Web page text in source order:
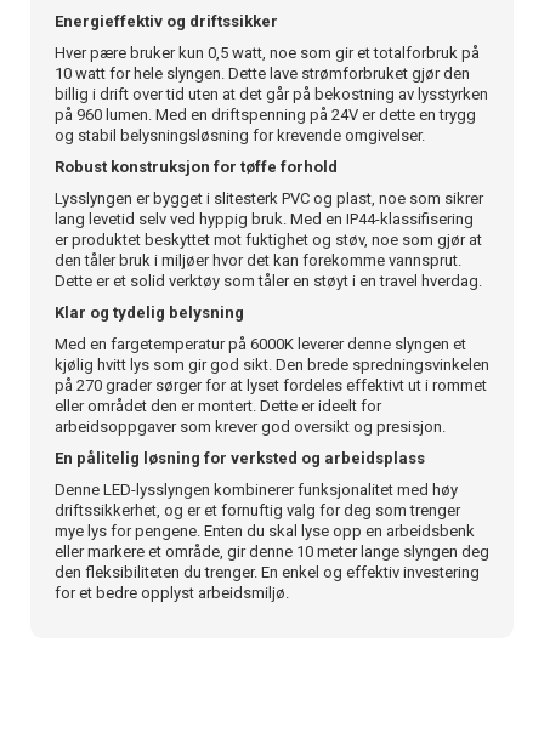
Energieffektiv og driftssikker
Hver pære bruker kun 0,5 watt, noe som gir et totalforbruk på
10 watt for hele slyngen. Dette lave strømforbruket gjør den
billig i drift over tid uten at det går på bekostning av lysstyrken
på 960 lumen. Med en driftspenning på 24V er dette en trygg
og stabil belysningsløsning for krevende omgivelser.
Robust konstruksjon for tøffe forhold
Lysslyngen er bygget i slitesterk PVC og plast, noe som sikrer
lang levetid selv ved hyppig bruk. Med en IP44-klassifisering
er produktet beskyttet mot fuktighet og støv, noe som gjør at
den tåler bruk i miljøer hvor det kan forekomme vannsprut.
Dette er et solid verktøy som tåler en støyt i en travel hverdag.
Klar og tydelig belysning
Med en fargetemperatur på 6000K leverer denne slyngen et
kjølig hvitt lys som gir god sikt. Den brede spredningsvinkelen
på 270 grader sørger for at lyset fordeles effektivt ut i rommet
eller området den er montert. Dette er ideelt for
arbeidsoppgaver som krever god oversikt og presisjon.
En pålitelig løsning for verksted og arbeidsplass
Denne LED-lysslyngen kombinerer funksjonalitet med høy
driftssikkerhet, og er et fornuftig valg for deg som trenger
mye lys for pengene. Enten du skal lyse opp en arbeidsbenk
eller markere et område, gir denne 10 meter lange slyngen deg
den fleksibiliteten du trenger. En enkel og effektiv investering
for et bedre opplyst arbeidsmiljø.